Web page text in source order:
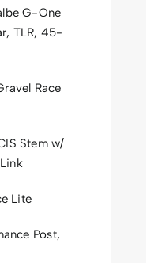
G-One
TLR, 45-
Race
Stem w/
Lite
Post,